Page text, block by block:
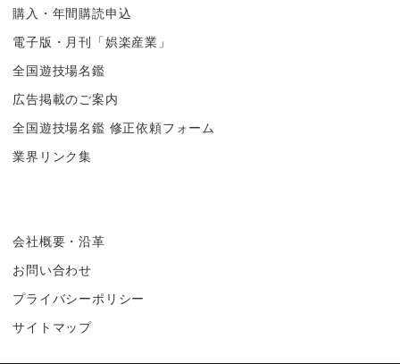
購入・年間購読申込
電子版・月刊「娯楽産業」
全国遊技場名鑑
広告掲載のご案内
全国遊技場名鑑 修正依頼フォーム
業界リンク集
会社概要・沿革
お問い合わせ
プライバシーポリシー
サイトマップ